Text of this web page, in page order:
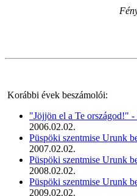
Korábbi évek beszámolói:
"Jöjjön el a Te országod!" -
2006.02.02.
Püspöki szentmise Urunk
2007.02.02.
Püspöki szentmise Urunk
2008.02.02.
Püspöki szentmise Urunk
2009.02.02.